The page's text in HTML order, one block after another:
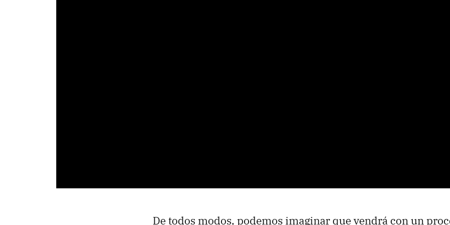
De todos modos, podemos imaginar que vendrá con un